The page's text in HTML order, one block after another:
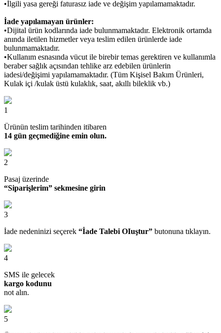
•İlgili yasa gereği faturasız iade ve değişim yapılamamaktadır.
İade yapılamayan ürünler:
•Dijital ürün kodlarında iade bulunmamaktadır. Elektronik ortamda
anında iletilen hizmetler veya teslim edilen ürünlerde iade
bulunmamaktadır.
•Kullanım esnasında vücut ile birebir temas gerektiren ve kullanımla
beraber sağlık açısından tehlike arz edebilen ürünlerin
iadesi/değişimi yapılamamaktadır. (Tüm Kişisel Bakım Ürünleri,
Kulak içi /kulak üstü kulaklık, saat, akıllı bileklik vb.)
1
Ürünün teslim tarihinden itibaren
14 gün geçmediğine emin olun.
2
Pasaj üzerinde
“Siparişlerim” sekmesine girin
3
İade nedeninizi seçerek “İade Talebi OIuştur” butonuna tıklayın.
4
SMS ile gelecek
kargo kodunu
not alın.
5